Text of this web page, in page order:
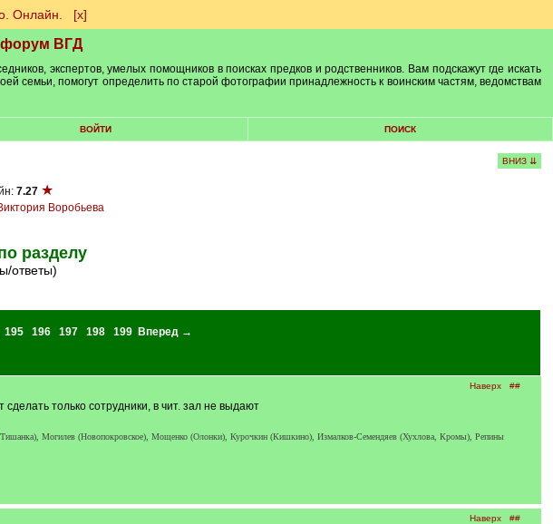
Онлайн. [х]
форум ВГД
экспертов, умелых помощников в поисках предков и родственников. Вам подскажут где искать
семьи, помогут определить по старой фотографии принадлежность к воинским частям, ведомствам
ВОЙТИ ПОИСК
ВНИЗ ⇊
7.27 ★
Воробьева
разделу
ответы)
195 196 197 198 199
Вперед →
Наверх ##
только сотрудники, в чит. зал не выдают
Могилев (Новопокровское), Мощенко (Олонки), Курочкин (Кишкино), Измалков-Семендяев (Хухлова, Кромы), Репины
Наверх ##